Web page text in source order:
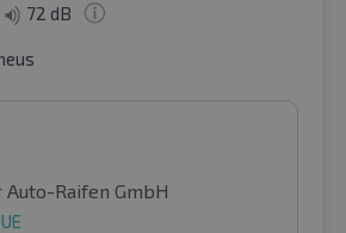
72 dB
Auto-Raifen GmbH